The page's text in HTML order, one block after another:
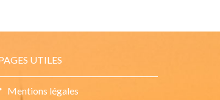
UTILES
Mentions légales